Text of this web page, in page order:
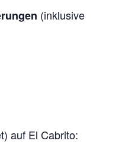
(inklusive
auf El Cabrito: